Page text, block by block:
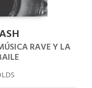
RAVE Y LA